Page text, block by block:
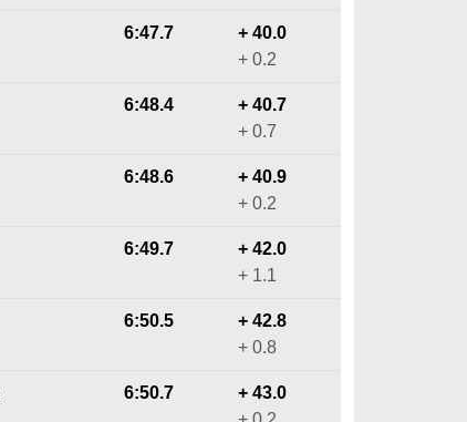
6:47.7
+ 40.0
+ 0.2
6:48.4
+ 40.7
+ 0.7
6:48.6
+ 40.9
+ 0.2
6:49.7
+ 42.0
+ 1.1
6:50.5
+ 42.8
+ 0.8
6:50.7
+ 43.0